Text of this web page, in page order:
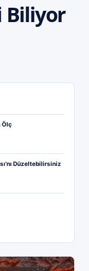
Biliyor
Ölç
Düzeltebilirsiniz